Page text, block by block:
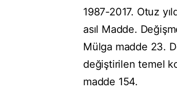
1987-2017. Otuz
asıl Madde.
Mülga madde 23.
değiştirilen temel
madde 154.